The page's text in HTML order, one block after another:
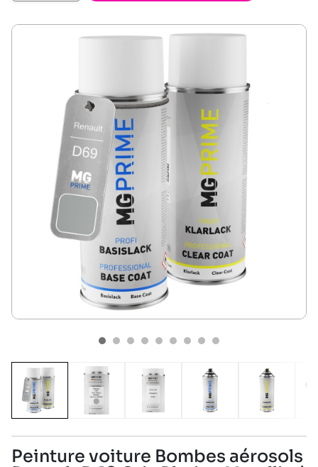
Peinture voiture Bombes aérosols